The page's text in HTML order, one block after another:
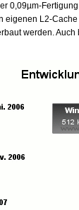
0,09µm-
eigenen L2-
werden.